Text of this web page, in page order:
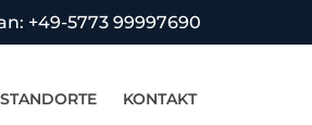
+49-5773 99997690
STANDORTE KONTAKT